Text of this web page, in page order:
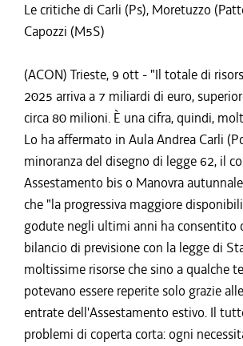
Le critiche di Carli (Ps), Moretuzzo
Capozzi (M5S)
(ACON) Trieste, 9 ott - "Il totale di
2025 arriva a 7 miliardi di euro,
circa 80 milioni. È una cifra, quindi,
Lo ha affermato in Aula Andrea Carli
minoranza del disegno di legge 62, il
Assestamento bis o Manovra
che "la progressiva maggiore
godute negli ultimi anni ha consentito
bilancio di previsione con la legge di
moltissime risorse che sino a qualche
potevano essere reperite solo grazie
entrate dell'Assestamento estivo. Il
problemi di coperta corta: ogni